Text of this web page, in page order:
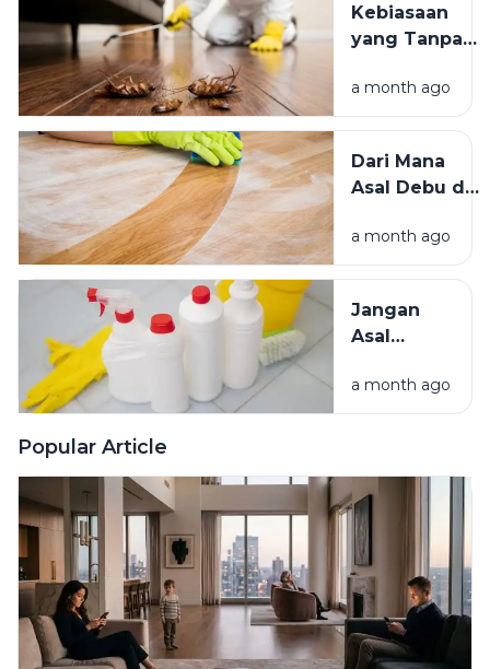
Mana yang
Lebih
Kebiasaan
yang Tanpa
Mengundang
Kecoak,
Hama
Lainnya Ke
a month ago
Dari Mana
Asal Debu di
Kenali
Penyebab
Mengatasinya
a month ago
Jangan
Asal
Bahan
Pembersih
a month ago
Popular Article